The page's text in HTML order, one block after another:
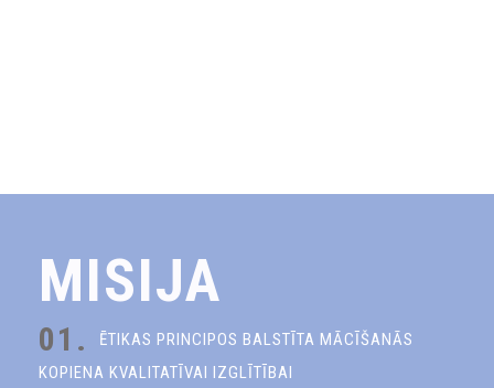
MISIJA
01.
ĒTIKAS PRINCIPOS BALSTĪTA MĀCĪŠANĀS
KOPIENA KVALITATĪVAI IZGLĪTĪBAI